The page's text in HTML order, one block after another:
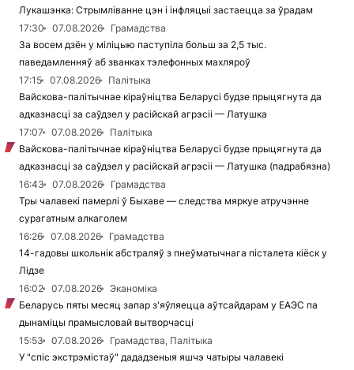
Лукашэнка: Стрымліванне цэн і інфляцыі застаецца за ўрадам
17:30
07.08.2026
Грамадства
За восем дзён у міліцыю паступіла больш за 2,5 тыс.
паведамленняў аб званках тэлефонных махляроў
17:15
07.08.2026
Палітыка
Вайскова-палітычнае кіраўніцтва Беларусі будзе прыцягнута да
адказнасці за саўдзел у расійскай агрэсіі — Латушка
17:07
07.08.2026
Палітыка
Вайскова-палітычнае кіраўніцтва Беларусі будзе прыцягнута да
адказнасці за саўдзел у расійскай агрэсіі — Латушка (падрабязна)
16:43
07.08.2026
Грамадства
Тры чалавекі памерлі ў Быхаве — следства мяркуе атручэнне
сурагатным алкаголем
16:26
07.08.2026
Грамадства
14-гадовы школьнік абстраляў з пнеўматычнага пісталета кіёск у
Лідзе
16:02
07.08.2026
Эканоміка
Беларусь пяты месяц запар з'яўляецца аўтсайдарам у ЕАЭС па
дынаміцы прамысловай вытворчасці
15:53
07.08.2026
Грамадства, Палітыка
У "спіс экстрэмістаў" дададзеныя яшчэ чатыры чалавекі